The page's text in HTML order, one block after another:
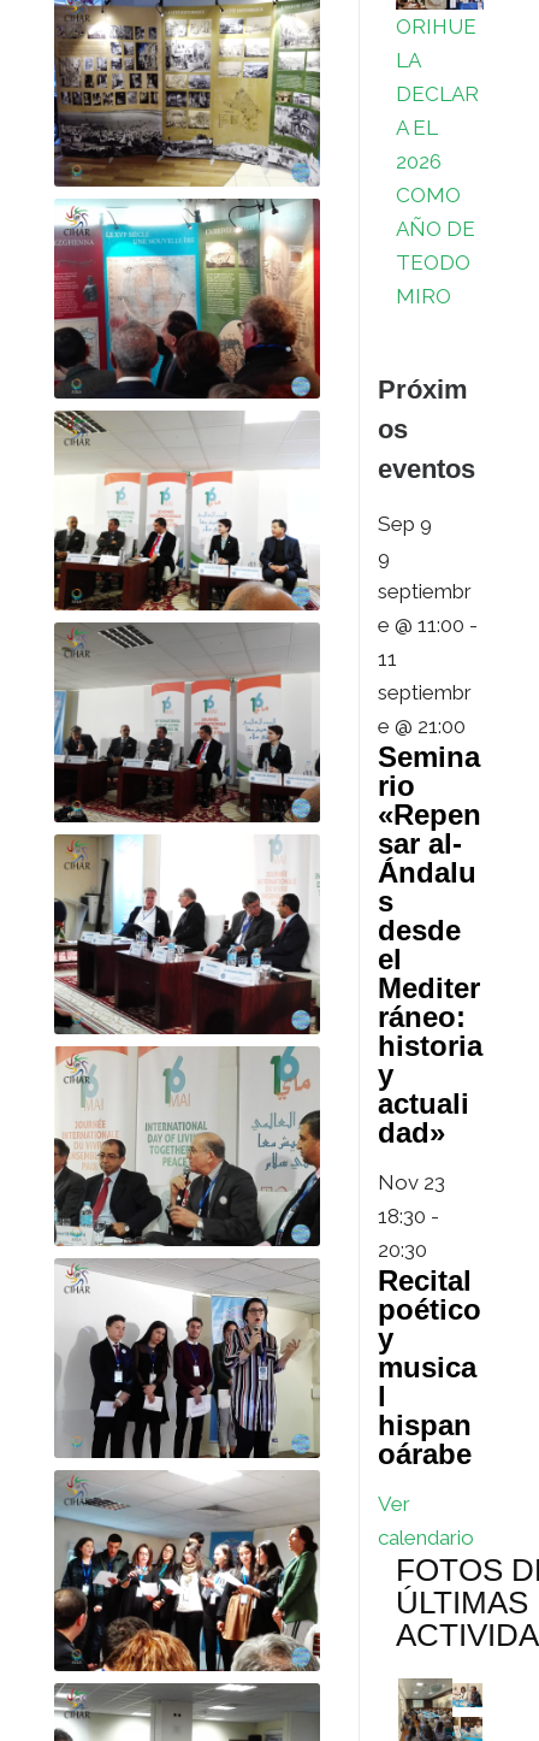
ORIHUE
LA
DECLAR
A EL
2026
COMO
AÑO DE
TEODO
MIRO
Próxim
os
eventos
Sep9
9
septiembr
e @ 11:00 -
11
septiembr
e @ 21:00
Semina
rio
«Repen
sar al-
Ándalu
s
desde
el
Mediter
ráneo:
historia
y
actuali
dad»
Nov 23
18:30 -
20:30
Recital
poético
y
musica
l
hispan
oárabe
Ver
calendario
FOTOS
ÚLTIMAS